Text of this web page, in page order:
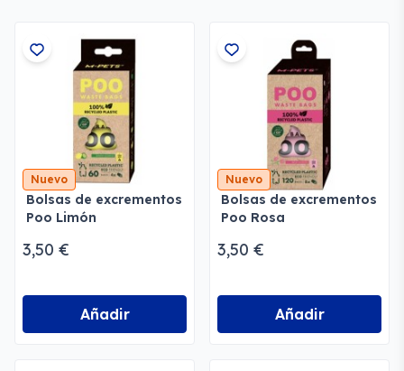
Nuevo
Bolsas de excrementos
Poo Limón
3,50 €
Añadir
Nuevo
Bolsas de excrementos
Poo Rosa
3,50 €
Añadir